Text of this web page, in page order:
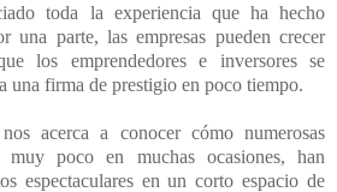
toda la experiencia que ha hecho
una parte, las empresas pueden crecer
los emprendedores e inversores se
una firma de prestigio en poco tiempo.
nos acerca a conocer cómo numerosas
muy poco en muchas ocasiones, han
espectaculares en un corto espacio de